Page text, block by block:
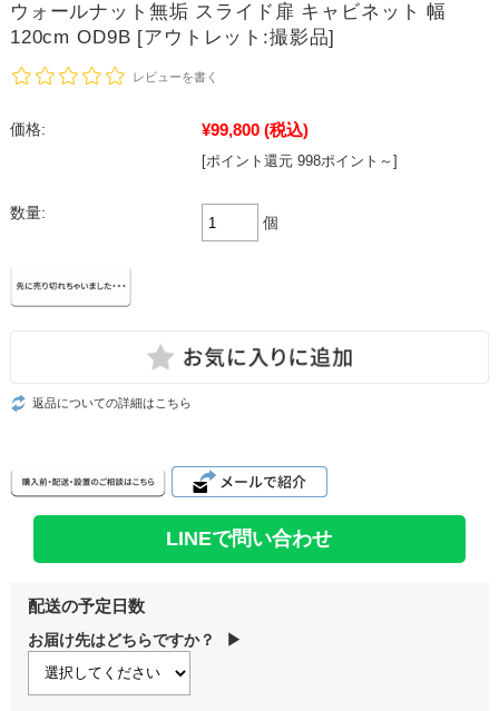
ウォールナット無垢 スライド扉 キャビネット 幅
120cm OD9B [アウトレット:撮影品]
レビューを書く
価格: ¥99,800 (税込)
[ポイント還元 998ポイント～]
数量:
個
返品についての詳細はこちら
LINEで問い合わせ
配送の予定日数
お届け先はどちらですか？ ▶